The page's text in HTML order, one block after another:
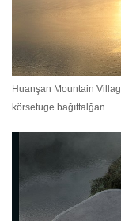
Huanşan Mountain
körsetuge bağıttalğan.